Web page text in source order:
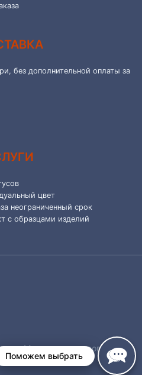
без дополнительной оплаты за
цвет
неограниченный срок
с образцами изделий
- Магазин плинтусов
Поможем выбрать